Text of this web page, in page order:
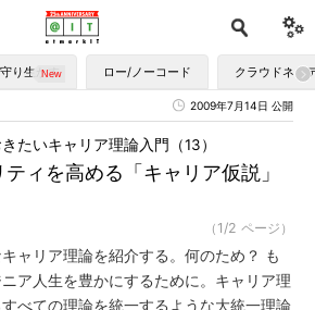
り生かす ロー/ノーコード クラウドネイ
2009年7月14日 公開
ィを高める「キャリア仮説」
たいキャリア理論入門（13）
（1/2 ページ）
ャリア理論を紹介する。何のため？ も
ア人生を豊かにするために。キャリア理
べての理論を統一するような大統一理論